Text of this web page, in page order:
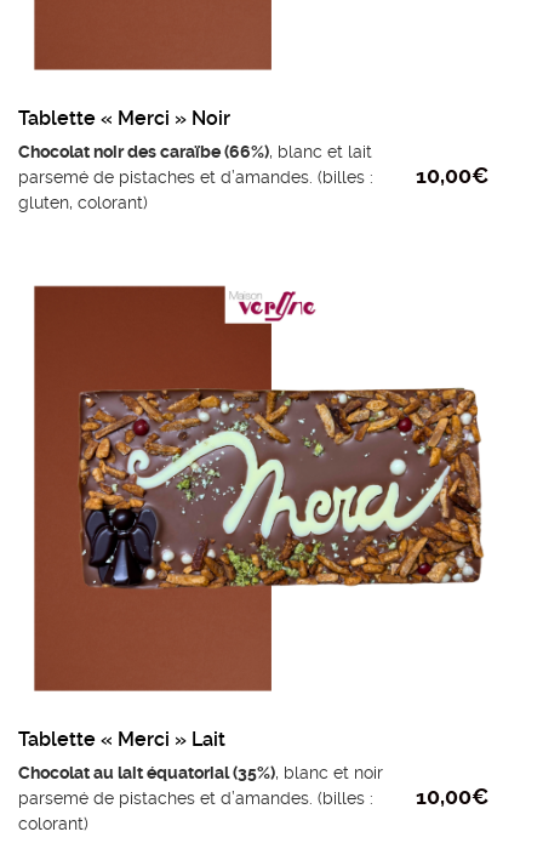
Tablette « Merci » Noir
Chocolat noir des caraïbe (66%), blanc et lait
parsemé de pistaches et d’amandes. (billes :
gluten, colorant)
tournesol, extrait naturel de vanille.
10,00€
Tablette « Merci » Lait
Chocolat au lait équatorial (35%), blanc et noir
parsemé de pistaches et d’amandes. (billes :
colorant)
10,00€